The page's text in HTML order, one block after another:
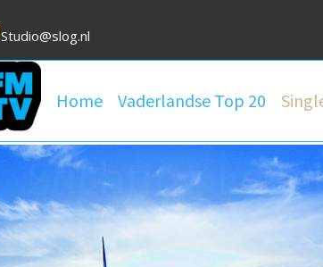
Studio@slog.nl
Home Vaderlandse Top 20
Uw